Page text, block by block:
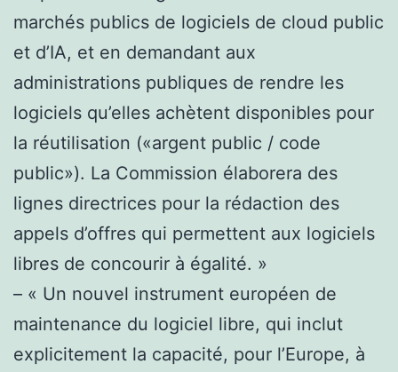
marchés publics de logiciels de cloud public
et d’IA, et en demandant aux
administrations publiques de rendre les
logiciels qu’elles achètent disponibles pour
la réutilisation («argent public / code
public»). La Commission élaborera des
lignes directrices pour la rédaction des
appels d’offres qui permettent aux logiciels
libres de concourir à égalité. »
– « Un nouvel instrument européen de
maintenance du logiciel libre, qui inclut
explicitement la capacité, pour l’Europe, à